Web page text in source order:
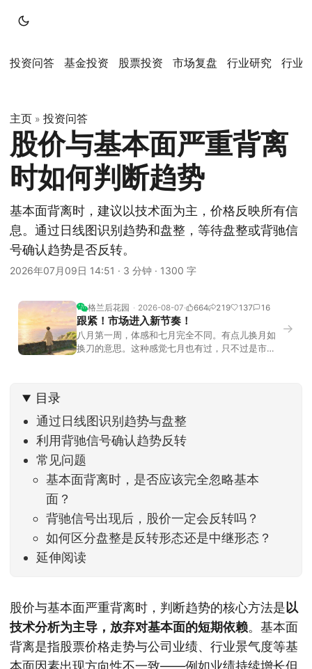
投资问答 基金投资 股票投资 市场复盘 行业研究 行业
主页 » 投资问答
股价与基本面严重背离
时如何判断趋势
基本面背离时，建议以技术面为主，价格反映所有信
息。通过日线图识别趋势和盘整，等待盘整或背驰信
号确认趋势是否反转。
2026年07月09日 14:51 · 3 分钟 · 1300 字
格兰后花园 2026-08-07 664 219 137 16
跟紧！市场进入新节奏！
八月第一周，体感和七月完全不同。有点儿换月如
换刀的意思。这种感觉七月也有过，只不过是市场
家感受到了春天般的暖风。指数涨了百点，交易额
回暖到2
→
目录
通过日线图识别趋势与盘整
利用背驰信号确认趋势反转
常见问题
基本面背离时，是否应该完全忽略基本
面？
背驰信号出现后，股价一定会反转吗？
如何区分盘整是反转形态还是中继形态？
延伸阅读
股价与基本面严重背离时，判断趋势的核心方法是以
技术分析为主导，放弃对基本面的短期依赖。基本面
背离是指股票价格走势与公司业绩、行业景气度等基
本面因素出现方向性不一致——例如业绩持续增长但